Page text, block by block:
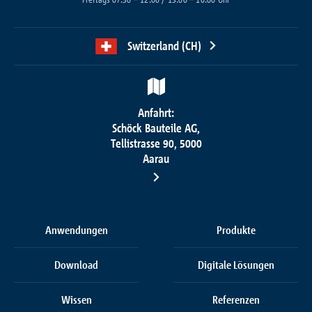
Switzerland (CH)
Anfahrt:
Schöck Bauteile AG,
Tellistrasse 90, 5000
Aarau
Anwendungen Produkte
Download Digitale Lösungen
Wissen Referenzen